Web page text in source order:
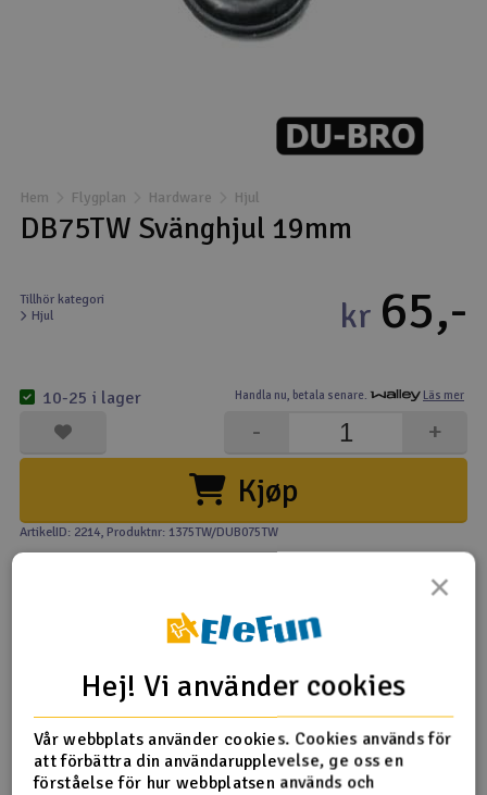
Drönare
Drönare för FPV
Flygplan
Kamerautrustning
Modellbygg- och byggsatser
Modelljärnväg
Radioutrustning
Raketer
Scooter & elfordon
Hem Flygplan Hardware Hjul
DB75TW Svänghjul 19mm
Tillhör kategori
Hjul
Handla nu, betala senare. Läs mer
kr 65,-
Kjøp
+
-
10-25 i lager
ArtikelID: 2214, Produktnr: 1375TW/DUB075TW
Produktinformation
×
Hej! Vi använder cookies
Vår webbplats använder cookies. Cookies används för
att förbättra din användarupplevelse, ge oss en
förståelse för hur webbplatsen används och